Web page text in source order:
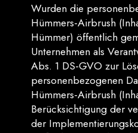
Wurden die
Hümmers-Airbrush
Hümmer) öffentlich
Unternehmen als
Abs. 1 DS-GVO zur
personenbezogenen
Hümmers-Airbrush
Berücksichtigung der
der